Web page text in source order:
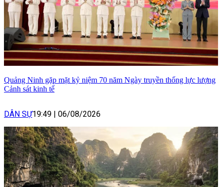
Quảng Ninh gặp mặt kỷ niệm 70 năm Ngày truyền thống lực lượng
Cảnh sát kinh tế
DÂN SỰ19:49 06/08/2026